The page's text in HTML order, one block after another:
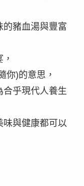
的豬血湯與豐富
你)的意思，
合乎現代人養生
與健康都可以